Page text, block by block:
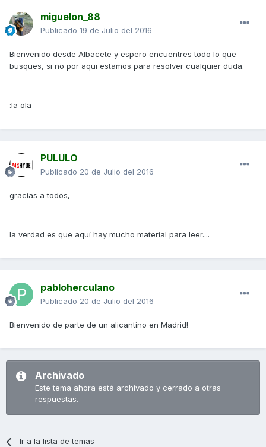
miguelon_88
Publicado 19 de Julio del 2016
Bienvenido desde Albacete y espero encuentres todo lo que
busques, si no por aqui estamos para resolver cualquier duda.
:la ola
PULULO
Publicado 20 de Julio del 2016
gracias a todos,
la verdad es que aquí hay mucho material para leer....
pabloherculano
Publicado 20 de Julio del 2016
Bienvenido de parte de un alicantino en Madrid!
Archivado
Este tema ahora está archivado y cerrado a otras
respuestas.
Ir a la lista de temas